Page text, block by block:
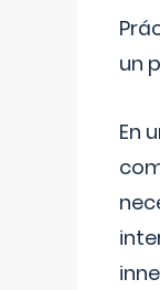
un
En